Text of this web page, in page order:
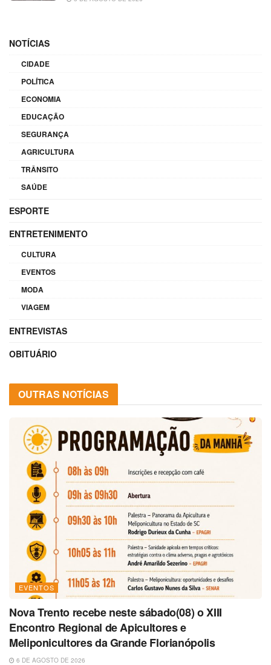
NOTÍCIAS
CIDADE
POLÍTICA
ECONOMIA
EDUCAÇÃO
SEGURANÇA
AGRICULTURA
TRÂNSITO
SAÚDE
ESPORTE
ENTRETENIMENTO
CULTURA
EVENTOS
MODA
VIAGEM
ENTREVISTAS
OBITUÁRIO
OUTRAS NOTÍCIAS
EVENTOS
Nova Trento recebe neste sábado(08) o XIII
Encontro Regional de Apicultores e
Meliponicultores da Grande Florianópolis
6 DE AGOSTO DE 2026